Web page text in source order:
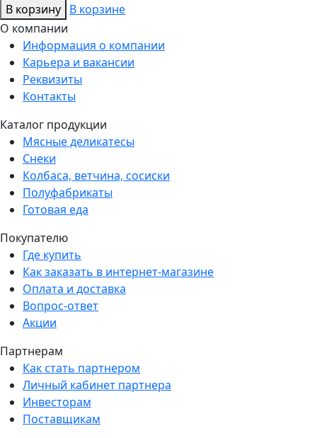
В корзину В корзине
О компании
Информация о компании
Карьера и вакансии
Реквизиты
Контакты
Каталог продукции
Мясные деликатесы
Снеки
Колбаса, ветчина, сосиски
Полуфабрикаты
Готовая еда
Покупателю
Где купить
Как заказать в интернет-магазине
Оплата и доставка
Вопрос-ответ
Акции
Партнерам
Как стать партнером
Личный кабинет партнера
Инвесторам
Поставщикам